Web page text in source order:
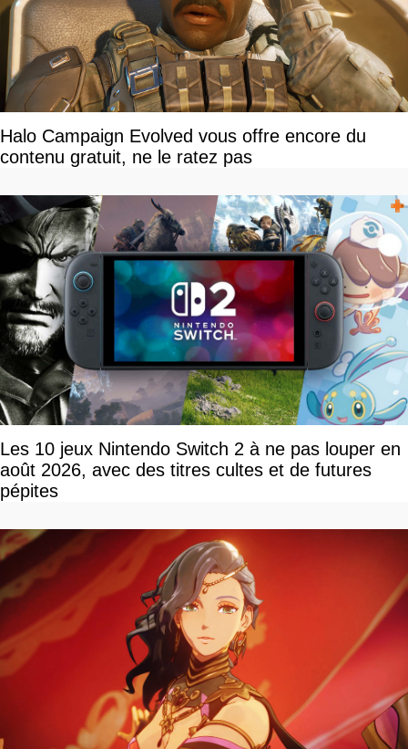
Halo Campaign Evolved vous offre encore du
contenu gratuit, ne le ratez pas
Les 10 jeux Nintendo Switch 2 à ne pas louper en
août 2026, avec des titres cultes et de futures
pépites